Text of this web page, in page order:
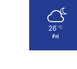
26 ℃
Fri